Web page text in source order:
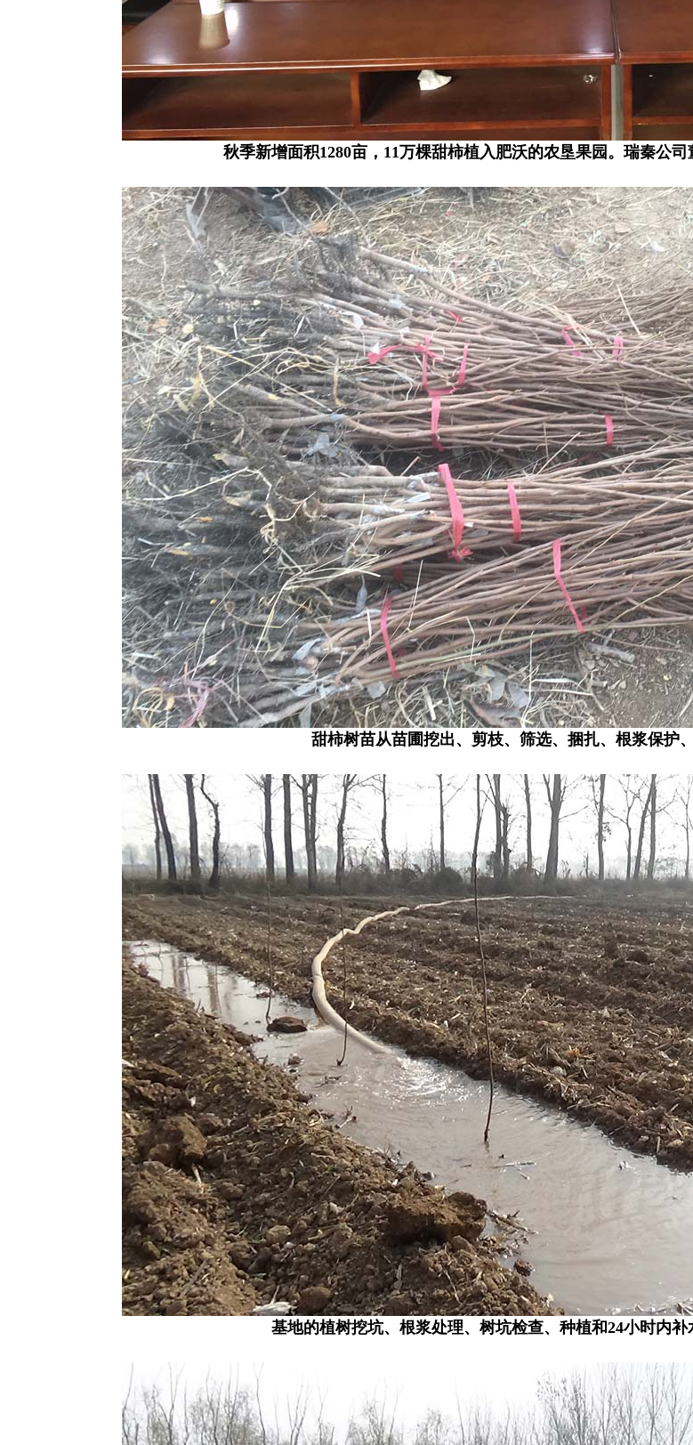
秋季新增面积1280亩，11万棵甜柿植入肥沃的农垦果园。瑞秦公
甜柿树苗从苗圃挖出、剪枝、筛选、捆扎、根浆保护
基地的植树挖坑、根浆处理、树坑检查、种植和24小时内补